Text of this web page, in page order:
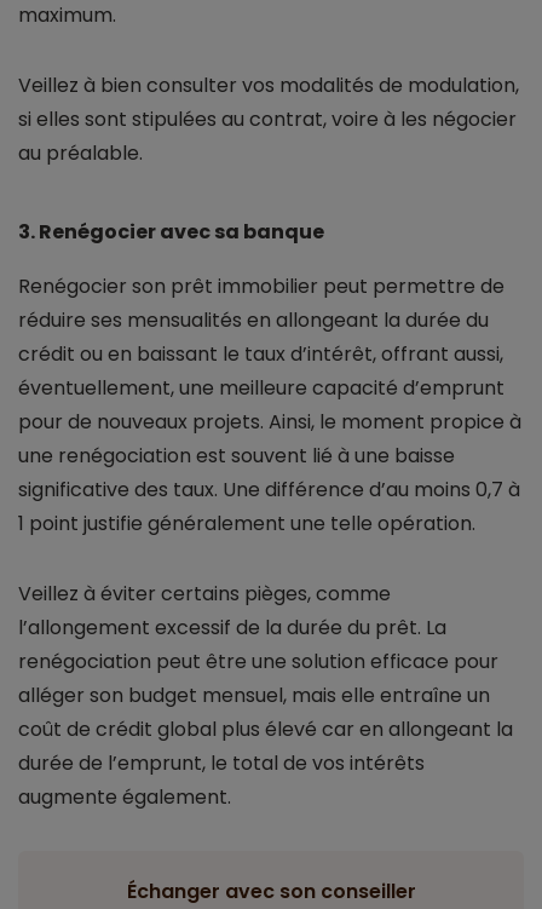
maximum.
Veillez à bien consulter vos modalités de modulation,
si elles sont stipulées au contrat, voire à les négocier
au préalable.
3. Renégocier avec sa banque
Renégocier son prêt immobilier peut permettre de
réduire ses mensualités en allongeant la durée du
crédit ou en baissant le taux d’intérêt, offrant aussi,
éventuellement, une meilleure capacité d’emprunt
pour de nouveaux projets. Ainsi, le moment propice à
une renégociation est souvent lié à une baisse
significative des taux. Une différence d’au moins 0,7 à
1 point justifie généralement une telle opération.
Veillez à éviter certains pièges, comme
l’allongement excessif de la durée du prêt. La
renégociation peut être une solution efficace pour
alléger son budget mensuel, mais elle entraîne un
coût de crédit global plus élevé car en allongeant la
durée de l’emprunt, le total de vos intérêts
augmente également.
Échanger avec son conseiller